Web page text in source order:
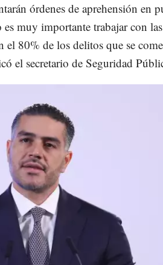
órdenes de aprehensión en
muy importante trabajar con las
el 80% de los delitos que se
el secretario de Seguridad